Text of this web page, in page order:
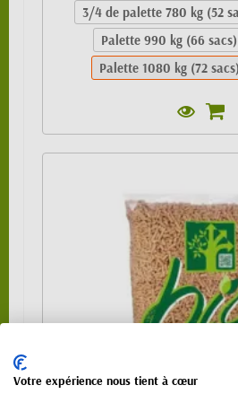
3/4 de palette 780 kg (52
Palette 990 kg (66 sacs)
Palette 1080 kg (72 sacs)
Votre expérience nous tient à cœur